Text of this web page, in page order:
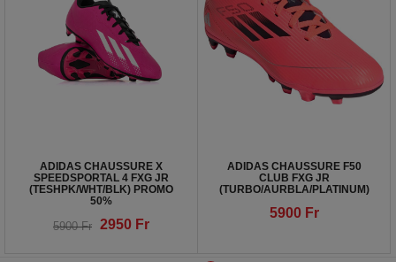
ADIDAS CHAUSSURE X
SPEEDSPORTAL 4 FXG JR
(TESHPK/WHT/BLK) PROMO
50%
5900Fr 2950 Fr
ADIDAS CHAUSSURE F50
CLUB FXG JR
(TURBO/AURBLA/PLATINUM)
5900 Fr